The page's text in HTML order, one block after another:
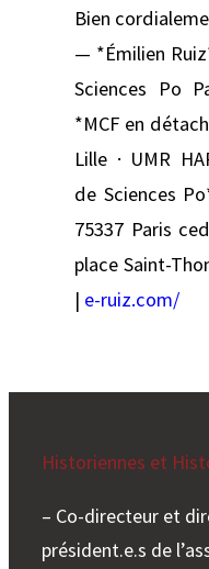
Bien
— *Émilien
Sciences Po
*MCF en
Lille · UMR
de Sciences
75337 Paris
place Saint-
| e-ruiz.com/
Historiennes et
– Co-directeur et
président.e.s de